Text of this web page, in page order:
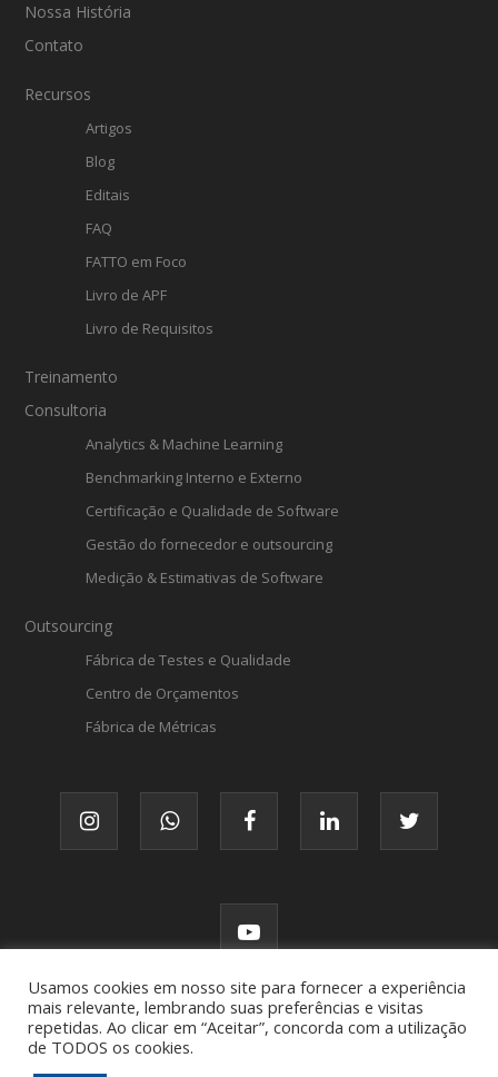
Nossa História
Contato
Recursos
Artigos
Blog
Editais
FAQ
FATTO em Foco
Livro de APF
Livro de Requisitos
Treinamento
Consultoria
Analytics & Machine Learning
Benchmarking Interno e Externo
Certificação e Qualidade de Software
Gestão do fornecedor e outsourcing
Medição & Estimativas de Software
Outsourcing
Fábrica de Testes e Qualidade
Centro de Orçamentos
Fábrica de Métricas
© FATTO, todos os direitos reservados.
Usamos cookies em nosso site para fornecer a experiência
mais relevante, lembrando suas preferências e visitas
repetidas. Ao clicar em “Aceitar”, concorda com a utilização
de TODOS os cookies.